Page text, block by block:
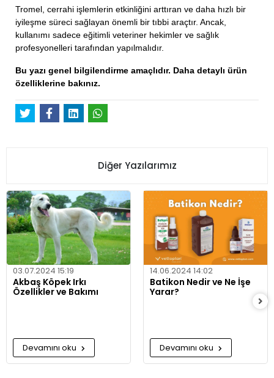
Tromel, cerrahi işlemlerin etkinliğini arttıran ve daha hızlı bir
iyileşme süreci sağlayan önemli bir tıbbi araçtır. Ancak,
kullanımı sadece eğitimli veteriner hekimler ve sağlık
profesyonelleri tarafından yapılmalıdır.
Bu yazı genel bilgilendirme amaçlıdır. Daha detaylı ürün
özelliklerine bakınız.
Diğer Yazılarımız
03.07.2024 15:19
Akbaş Köpek Irkı
Özellikler ve Bakımı
Devamını oku
14.06.2024 14:02
Batikon Nedir ve Ne İşe
Yarar?
Devamını oku